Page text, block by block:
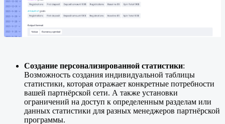
Создание персонализированной статистики:
Возможность создания индивидуальной таблицы
статистики, которая отражает конкретные потребности
вашей партнёрской сети. А также установки
ограничений на доступ к определенным разделам или
данных статистики для разных менеджеров партнёрской
программы.